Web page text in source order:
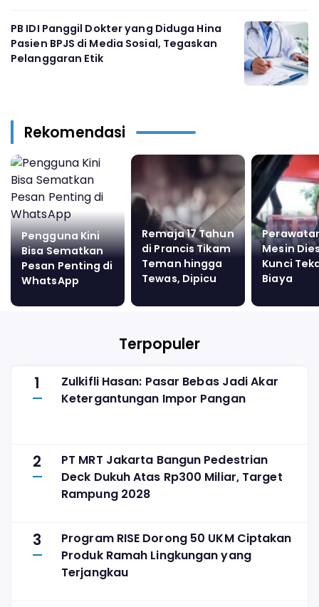
PB IDI Panggil Dokter yang Diduga Hina
Pasien BPJS di Media Sosial, Tegaskan
Pelanggaran Etik
Rekomendasi
Pengguna Kini
Bisa Sematkan
Pesan Penting di
WhatsApp
Remaja 17 Tahun
di Prancis Tikam
Teman hingga
Tewas, Dipicu
Ajakan
TikTok
Mesin
Kunci
Biaya
Tengah
Terpopuler
1
Zulkifli Hasan: Pasar Bebas Jadi Akar
Ketergantungan Impor Pangan
2
PT MRT Jakarta Bangun Pedestrian
Deck Dukuh Atas Rp300 Miliar, Target
Rampung 2028
3
Program RISE Dorong 50 UKM Ciptakan
Produk Ramah Lingkungan yang
Terjangkau